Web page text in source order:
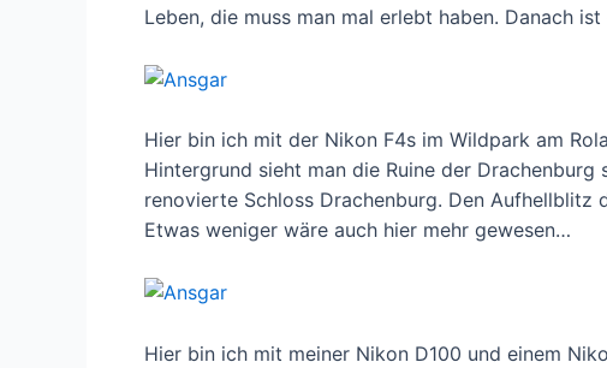
Leben, die muss man mal erlebt haben. Danach
Hier bin ich mit der Nikon F4s im Wildpark am
Hintergrund sieht man die Ruine der
renovierte Schloss Drachenburg. Den Aufhellblitz
Etwas weniger wäre auch hier mehr gewesen…
Hier bin ich mit meiner Nikon D100 und einem